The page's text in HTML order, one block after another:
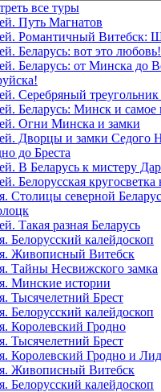
все туры
Путь Магнатов
Романтичный Витебск:
Беларусь: вот это любовь!
Беларусь: от Минска до
Серебряный треугольник
Беларусь: Минск и
Огни Минска и замки
Дворцы и замки Седого
до Бреста
В Беларусь к мистеру
Белорусская кругосветка
Столицы северной
Такая разная Беларусь
Белорусский калейдоскоп
Живописный Витебск
Тайны Несвижского замка
Минские истории
Тысячелетний Брест
Белорусский калейдоскоп
Королевский Гродно
Тысячелетний Брест
Королевский Гродно и
Живописный Витебск
Белорусский калейдоскоп